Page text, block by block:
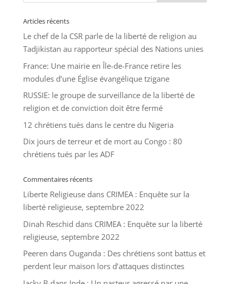
Articles récents
Le chef de la CSR parle de la liberté de religion au
Tadjikistan au rapporteur spécial des Nations unies
France: Une mairie en Île-de-France retire les
modules d’une Église évangélique tzigane
RUSSIE: le groupe de surveillance de la liberté de
religion et de conviction doit être fermé
12 chrétiens tués dans le centre du Nigeria
Dix jours de terreur et de mort au Congo : 80
chrétiens tués par les ADF
Commentaires récents
Liberte Religieusedans CRIMEA : Enquête sur la
liberté religieuse, septembre 2022
Dinah Reschid dans CRIMEA : Enquête sur la liberté
religieuse, septembre 2022
Peeren dans Ouganda : Des chrétiens sont battus et
perdent leur maison lors d’attaques distinctes